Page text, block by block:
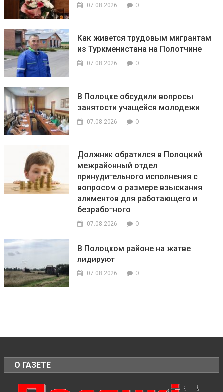
07.08.2026 0
Как живется трудовым мигрантам
из Туркменистана на Полотчине
07.08.2026 0
В Полоцке обсудили вопросы
занятости учащейся молодежи
07.08.2026 0
Должник обратился в Полоцкий
межрайонный отдел
принудительного исполнения с
вопросом о размере взыскания
алиментов для работающего и
безработного
07.08.2026 0
В Полоцком районе на жатве
лидируют
07.08.2026 0
О ГАЗЕТЕ